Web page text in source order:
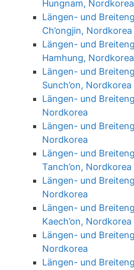
Hungnam, Nordkorea
Längen- und
Ch’ongjin, Nordkorea
Längen- und
Hamhung, Nordkorea
Längen- und
Sunch’on, Nordkorea
Längen- und
Nordkorea
Längen- und
Nordkorea
Längen- und
Tanch’on, Nordkorea
Längen- und
Nordkorea
Längen- und
Kaech’on, Nordkorea
Längen- und
Nordkorea
Längen- und